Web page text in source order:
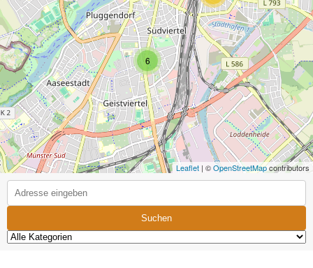
6
Leaflet | ©OpenStreetMapcontributors
Suchen